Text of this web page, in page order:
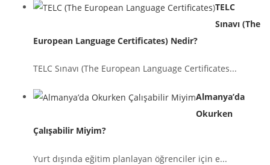
TELC
Sınavı (The
European Language Certificates) Nedir?
TELC Sınavı (The European Language Certificates...
Almanya’da
Okurken
Çalışabilir Miyim?
Yurt dışında eğitim planlayan öğrenciler için e...